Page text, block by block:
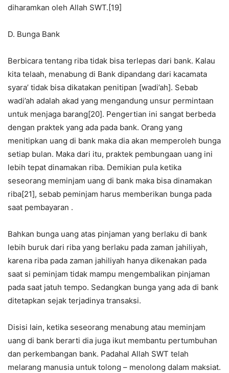
diharamkan oleh Allah SWT.[19]
D. Bunga Bank
Berbicara tentang riba tidak bisa terlepas dari bank. Kalau
kita telaah, menabung di Bank dipandang dari kacamata
syara’ tidak bisa dikatakan penitipan [wadi’ah]. Sebab
wadi’ah adalah akad yang mengandung unsur permintaan
untuk menjaga barang[20]. Pengertian ini sangat berbeda
dengan praktek yang ada pada bank. Orang yang
menitipkan uang di bank maka dia akan memperoleh bunga
setiap bulan. Maka dari itu, praktek pembungaan uang ini
lebih tepat dinamakan riba. Demikian pula ketika
seseorang meminjam uang di bank maka bisa dinamakan
riba[21], sebab peminjam harus memberikan bunga pada
saat pembayaran .
Bahkan bunga uang atas pinjaman yang berlaku di bank
lebih buruk dari riba yang berlaku pada zaman jahiliyah,
karena riba pada zaman jahiliyah hanya dikenakan pada
saat si peminjam tidak mampu mengembalikan pinjaman
pada saat jatuh tempo. Sedangkan bunga yang ada di bank
ditetapkan sejak terjadinya transaksi.
Disisi lain, ketika seseorang menabung atau meminjam
uang di bank berarti dia juga ikut membantu pertumbuhan
dan perkembangan bank. Padahal Allah SWT telah
melarang manusia untuk tolong – menolong dalam maksiat.